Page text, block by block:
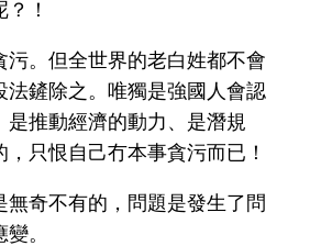
！
污。但全世界的老白姓都不會
法鏟除之。唯獨是強國人會認
是推動經濟的動力、是潛規
只恨自己冇本事貪污而已！
無奇不有的，問題是發生了問
。